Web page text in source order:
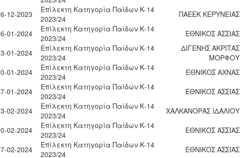
12-2023
Επίλεκτη Κατηγορία Παίδων Κ-14
2023/24
ΠΑΕΕΚ ΚΕΡΥΝΕΙΑΣ
01-2024
Επίλεκτη Κατηγορία Παίδων Κ-14
2023/24
ΕΘΝΙΚΟΣ ΑΣΣΙΑΣ
01-2024
Επίλεκτη Κατηγορία Παίδων Κ-14
2023/24
ΔΙΓΕΝΗΣ ΑΚΡΙΤΑΣ
ΜΟΡΦΟΥ
01-2024
Επίλεκτη Κατηγορία Παίδων Κ-14
2023/24
ΕΘΝΙΚΟΣ ΑΧΝΑΣ
01-2024
Επίλεκτη Κατηγορία Παίδων Κ-14
2023/24
ΕΘΝΙΚΟΣ ΑΣΣΙΑΣ
02-2024
Επίλεκτη Κατηγορία Παίδων Κ-14
2023/24
ΧΑΛΚΑΝΟΡΑΣ ΙΔΑΛΙΟΥ
02-2024
Επίλεκτη Κατηγορία Παίδων Κ-14
2023/24
ΕΘΝΙΚΟΣ ΑΣΣΙΑΣ
02-2024
Επίλεκτη Κατηγορία Παίδων Κ-14
2023/24
ΕΘΝΙΚΟΣ ΑΣΣΙΑΣ